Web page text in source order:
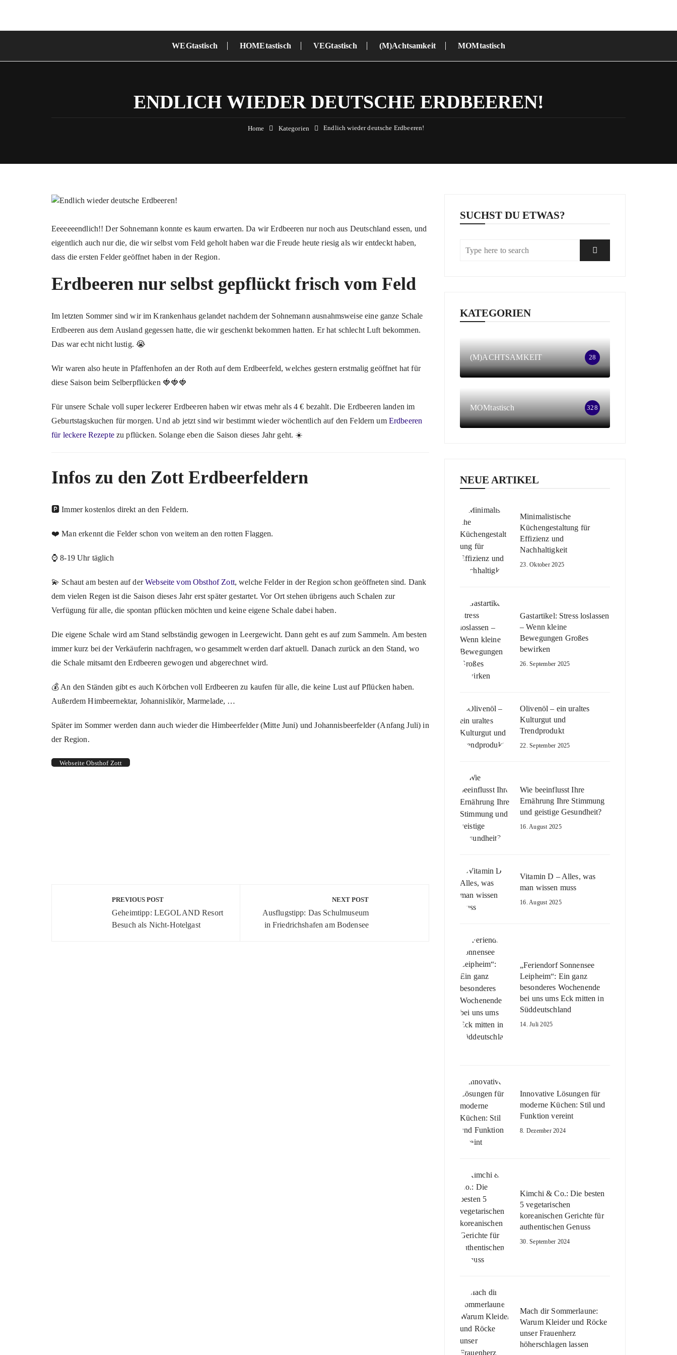
content
WEGtastisch
HOMEtastisch VEGtastisch (M)Achtsamkeit MOMtastisch
ENDLICH WIEDER DEUTSCHE ERDBEEREN!
Home Kategorien Endlich wieder deutsche Erdbeeren!
Eeeeeeendlich!! Der Sohnemann konnte es kaum erwarten. Da wir Erdbeeren nur noch aus Deutschland essen, und
eigentlich auch nur die, die wir selbst vom Feld geholt haben war die Freude heute riesig als wir entdeckt haben,
dass die ersten Felder geöffnet haben in der Region.
Erdbeeren nur selbst gepflückt frisch vom Feld
Im letzten Sommer sind wir im Krankenhaus gelandet nachdem der Sohnemann ausnahmsweise eine ganze Schale
Erdbeeren aus dem Ausland gegessen hatte, die wir geschenkt bekommen hatten. Er hat schlecht Luft bekommen.
Das war echt nicht lustig. 😭
Wir waren also heute in Pfaffenhofen an der Roth auf dem Erdbeerfeld, welches gestern erstmalig geöffnet hat für
diese Saison beim Selberpflücken 🍓🍓🍓
Für unsere Schale voll super leckerer Erdbeeren haben wir etwas mehr als 4 € bezahlt. Die Erdbeeren landen im
Geburtstagskuchen für morgen. Und ab jetzt sind wir bestimmt wieder wöchentlich auf den Feldern um Erdbeeren
für leckere Rezeptezu pflücken. Solange eben die Saison dieses Jahr geht. ☀️
Infos zu den Zott Erdbeerfeldern
🅿️ Immer kostenlos direkt an den Feldern.
❤️ Man erkennt die Felder schon von weitem an den rotten Flaggen.
⌚ 8-19 Uhr täglich
💫 Schaut am besten auf derWebseite vom Obsthof Zott, welche Felder in der Region schon geöffneten sind. Dank
dem vielen Regen ist die Saison dieses Jahr erst später gestartet. Vor Ort stehen übrigens auch Schalen zur
Verfügung für alle, die spontan pflücken möchten und keine eigene Schale dabei haben.
Die eigene Schale wird am Stand selbständig gewogen in Leergewicht. Dann geht es auf zum Sammeln. Am besten
immer kurz bei der Verkäuferin nachfragen, wo gesammelt werden darf aktuell. Danach zurück an den Stand, wo
die Schale mitsamt den Erdbeeren gewogen und abgerechnet wird.
💰 An den Ständen gibt es auch Körbchen voll Erdbeeren zu kaufen für alle, die keine Lust auf Pflücken haben.
Außerdem Himbeernektar, Johannislikör, Marmelade, …
Später im Sommer werden dann auch wieder die Himbeerfelder (Mitte Juni) und Johannisbeerfelder (Anfang Juli) in
der Region.
Webseite Obsthof Zott
Beitragsnavigation
PREVIOUS POST
Geheimtipp: LEGOLAND Resort
Besuch als Nicht-Hotelgast
NEXT POST
Ausflugstipp: Das Schulmuseum
in Friedrichshafen am Bodensee
SUCHST DU ETWAS?
KATEGORIEN
(M)ACHTSAMKEIT 28
MOMtastisch 328
NEUE ARTIKEL
Minimalistische
Küchengestaltung für
Effizienz und
Nachhaltigkeit
23. Oktober 2025
Gastartikel: Stress loslassen
– Wenn kleine
Bewegungen Großes
bewirken
26. September 2025
Olivenöl – ein uraltes
Kulturgut und
Trendprodukt
22. September 2025
Wie beeinflusst Ihre
Ernährung Ihre Stimmung
und geistige Gesundheit?
16. August 2025
Vitamin D – Alles, was
man wissen muss
16. August 2025
„Feriendorf Sonnensee
Leipheim“: Ein ganz
besonderes Wochenende
bei uns ums Eck mitten in
Süddeutschland
14. Juli 2025
Innovative Lösungen für
moderne Küchen: Stil und
Funktion vereint
8. Dezember 2024
Kimchi & Co.: Die besten
5 vegetarischen
koreanischen Gerichte für
authentischen Genuss
30. September 2024
Mach dir Sommerlaune:
Warum Kleider und Röcke
unser Frauenherz
höherschlagen lassen